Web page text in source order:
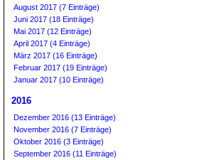
August 2017 (7 Einträge)
Juni 2017 (18 Einträge)
Mai 2017 (12 Einträge)
April 2017 (4 Einträge)
März 2017 (16 Einträge)
Februar 2017 (19 Einträge)
Januar 2017 (10 Einträge)
2016
Dezember 2016 (13 Einträge)
November 2016 (7 Einträge)
Oktober 2016 (3 Einträge)
September 2016 (11 Einträge)